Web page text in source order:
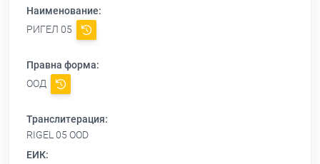
Наименование:
РИГЕЛ 05
Правна форма:
ООД
Транслитерация:
RIGEL 05 OOD
ЕИК: